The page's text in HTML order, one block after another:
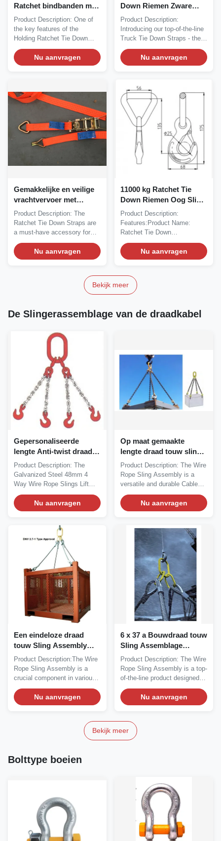
Ratchet bindbanden met
S-haken en duurzaam
polyestermateriaal
Product Description: One of
the key features of the
Holding Ratchet Tie Down
Straps is their...
Nu aanvragen
Down Riemen Zware
riemen voor veilig
vervoer
Product Description:
Introducing our top-of-the-line
Truck Tie Down Straps - the
ultimate...
Nu aanvragen
Gemakkelijke en veilige
vrachtvervoer met
veiligheidsfactor 3 1
Product Description: The
Ratchet Tie Down Straps are
a must-have accessory for
securing your...
Nu aanvragen
11000 kg Ratchet Tie
Down Riemen Oog Sling
Hooks En Aanpasbare
OEM/ODM-diensten
Voor Beveiligd Transport
van Goederen
Product Description:
Features:Product Name:
Ratchet Tie Down
StrapsApplication: Securing
/...
Nu aanvragen
Bekijk meer
De Slingerassemblage van de draadkabel
Gepersonaliseerde
lengte Anti-twist draad
touw Sling Assembly
met stalen kern en
gegalvaniseerd staal
Product Description: The
Galvanized Steel 48mm 4
Way Wire Rope Slings Lift
Sling is a...
Nu aanvragen
Op maat gemaakte
lengte draad touw sling
assemblage 1770 MPa
sterkte OEM ODM
diensten op aanvraag
Product Description: The Wire
Rope Sling Assembly is a
versatile and durable Cable
Wire Harness...
Nu aanvragen
Een eindeloze draad
touw Sling Assembly
Solution met staal kern 6
X 37 ((a) Constructie
Product Description:The Wire
Rope Sling Assembly is a
crucial component in various
industries,...
Nu aanvragen
6 x 37 a Bouwdraad touw
Sling Assemblage
Uitgerust met standaard
boeien of haak en master
links 1770 MPa sterkte
Product Description: The Wire
Rope Sling Assembly is a top-
of-the-line product designed
for...
Nu aanvragen
Bekijk meer
Bolttype boeien